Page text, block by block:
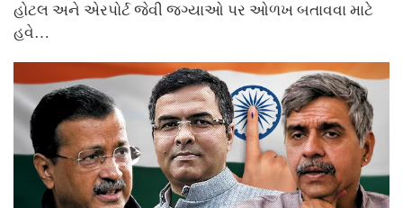
હોટલ અને એરપોર્ટ જેવી જગ્યાઓ પર ઓળખ બતાવવા માટે
હવે…